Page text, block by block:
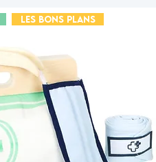
Les Bons plans